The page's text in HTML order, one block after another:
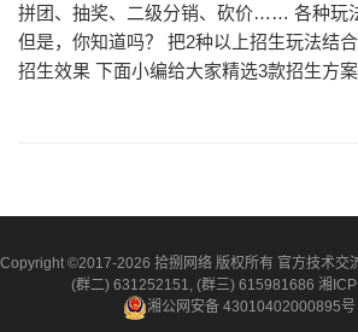
拼团、抽奖、二级分销、砍价…… 各种玩
但是，你知道吗？ 把2种以上招生玩法结
招生效果 下面小编给大家精选3款招生方
家量身打造 结合了多种功能玩法 场场火爆
Copyright ©2017-2026 拾捌网络 版权所有 官方技术交
(群二) 631252151, (群三) 615981686 湘
湘公网安备 43010402000895号